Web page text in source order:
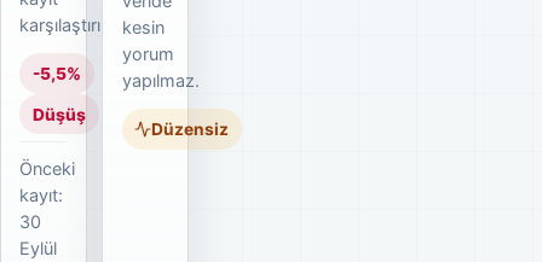
karşılaştırılır.
-5,5%
Düşüş
Önceki
kayıt:
30
Eylül
kesin
yorum
yapılmaz.
Düzensiz